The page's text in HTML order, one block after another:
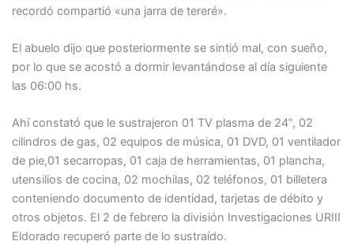
recordó compartió «una jarra de tereré».
El abuelo dijo que posteriormente se sintió mal, con sueño,
por lo que se acostó a dormir levantándose al día siguiente
las 06:00 hs.
Ahí constató que le sustrajeron 01 TV plasma de 24”, 02
cilindros de gas, 02 equipos de música, 01 DVD, 01 ventilador
de pie,01 secarropas, 01 caja de herramientas, 01 plancha,
utensilios de cocina, 02 mochilas, 02 teléfonos, 01 billetera
conteniendo documento de identidad, tarjetas de débito y
otros objetos. El 2 de febrero la división Investigaciones URIII
Eldorado recuperó parte de lo sustraído.